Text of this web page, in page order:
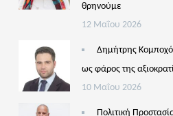
θρηνούμε
12 Μαΐου 2026
Δημήτρης
ως φάρος της
10 Μαΐου 2026
Πολιτική